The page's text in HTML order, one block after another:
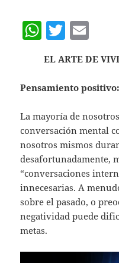
W
h
at
s
p
p
T
w
itt
er
m
ai
l
EL ARTE DE
Pensamiento positivo:
La mayoría de
conversación mental
nosotros mismos
desafortunadamente,
“conversaciones
innecesarias. A
sobre el pasado, o
negatividad puede
metas.